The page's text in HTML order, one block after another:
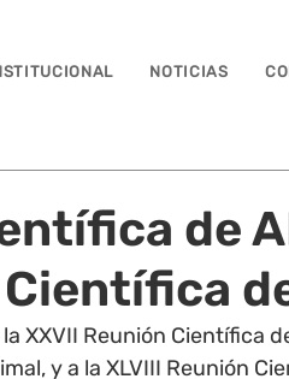
NOTICIAS
de
XXVII Reunión Científica
y a la XLVIII Reunión